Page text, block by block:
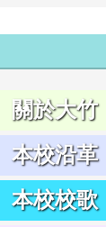
關於大竹
本校沿革
本校校歌